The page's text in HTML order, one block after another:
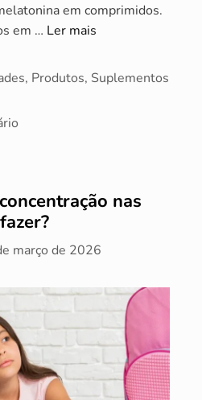
em comprimidos.
em … Ler mais
, Produtos, Suplementos
nas
março de 2026